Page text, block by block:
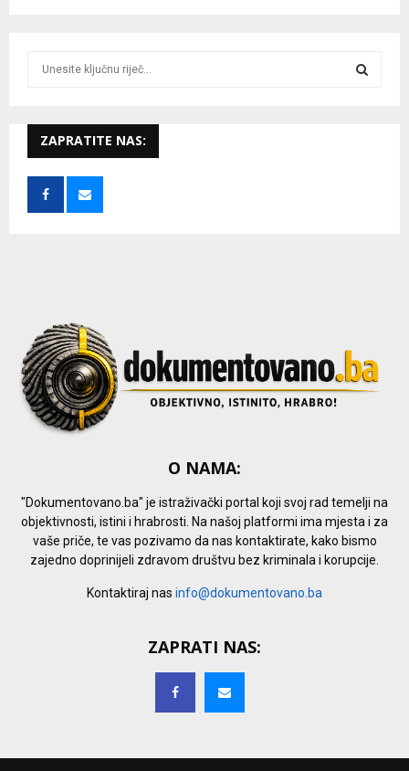
h
f
r
ZAPRATITE NAS:
O NAMA:
"Dokumentovano.ba" je istraživački portal koji svoj rad temelji na
objektivnosti, istini i hrabrosti. Na našoj platformi ima mjesta i za
vaše priče, te vas pozivamo da nas kontaktirate, kako bismo
zajedno doprinijeli zdravom društvu bez kriminala i korupcije.
Kontaktiraj nas info@dokumentovano.ba
ZAPRATI NAS: